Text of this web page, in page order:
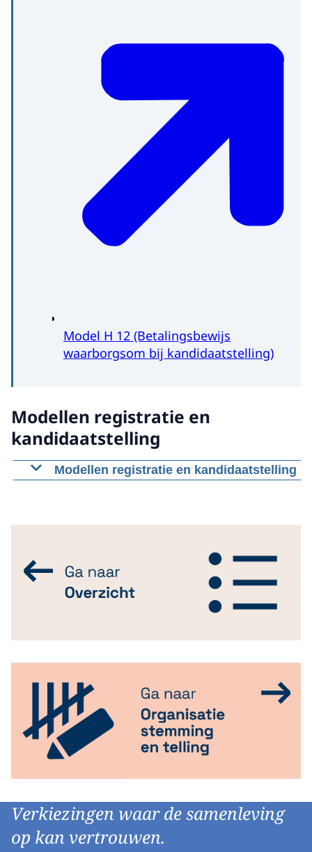
Model H 12 (Betalingsbewijs
waarborgsom bij kandidaatstelling)
Modellen registratie en
kandidaatstelling
Modellen registratie en kandidaatstelling
Verkiezingen waar de samenleving
op kan vertrouwen.